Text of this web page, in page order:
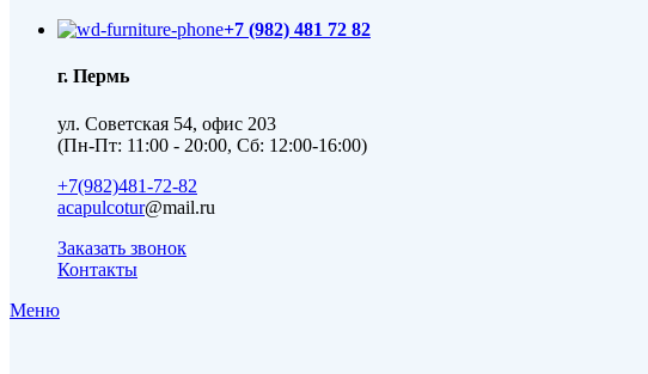
+7 (982) 481 72 82
г. Пермь
ул. Советская 54, офис 203
(Пн-Пт: 11:00 - 20:00, Сб: 12:00-16:00)
+7(982)481-72-82
acapulcotur@mail.ru
Заказать звонок
Контакты
Меню